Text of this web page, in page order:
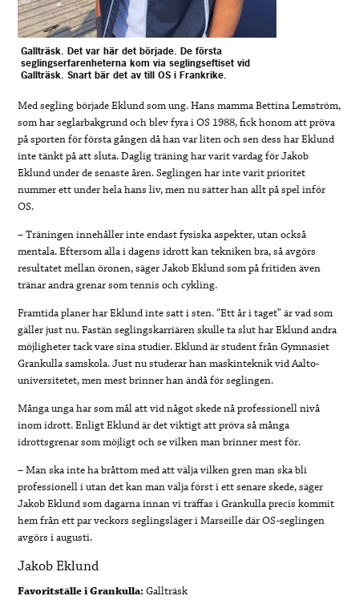
Gallträsk. Det var här det började. De första
seglingserfarenheterna kom via seglingseftiset vid
Gallträsk. Snart bär det av till OS i Frankrike.
Med segling började Eklund som ung. Hans mamma Bettina Lemström,
som har seglarbakgrund och blev fyra i OS 1988, fick honom att pröva
på sporten för första gången då han var liten och sen dess har Eklund
inte tänkt på att sluta. Daglig träning har varit vardag för Jakob
Eklund under de senaste åren. Seglingen har inte varit prioritet
nummer ett under hela hans liv, men nu sätter han allt på spel inför
OS.
– Träningen innehåller inte endast fysiska aspekter, utan också
mentala. Eftersom alla i dagens idrott kan tekniken bra, så avgörs
resultatet mellan öronen, säger Jakob Eklund som på fritiden även
tränar andra grenar som tennis och cykling.
Framtida planer har Eklund inte satt i sten. “Ett år i taget” är vad som
gäller just nu. Fastän seglingskarriären skulle ta slut har Eklund andra
möjligheter tack vare sina studier. Eklund är student från Gymnasiet
Grankulla samskola. Just nu studerar han maskinteknik vid Aalto-
universitetet, men mest brinner han ändå för seglingen.
Många unga har som mål att vid något skede nå professionell nivå
inom idrott. Enligt Eklund är det viktigt att pröva så många
idrottsgrenar som möjligt och se vilken man brinner mest för.
– Man ska inte ha bråttom med att välja vilken gren man ska bli
professionell i utan det kan man välja först i ett senare skede, säger
Jakob Eklund som dagarna innan vi träffas i Grankulla precis kommit
hem från ett par veckors seglingsläger i Marseille där OS-seglingen
avgörs i augusti.
Jakob Eklund
Favoritställe i Grankulla:Gallträsk